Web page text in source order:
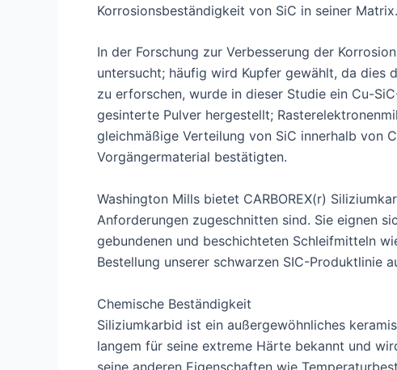
Korrosionsbeständigkeit von SiC in seiner Matrix.
In der Forschung zur Verbesserung der
untersucht; häufig wird Kupfer gewählt, da dies
zu erforschen, wurde in dieser Studie ein Cu-
gesinterte Pulver hergestellt;
gleichmäßige Verteilung von SiC innerhalb von
Vorgängermaterial bestätigten.
Washington Mills bietet CARBOREX(r)
Anforderungen zugeschnitten sind. Sie eignen
gebundenen und beschichteten Schleifmitteln
Bestellung unserer schwarzen SIC-Produktlinie
Chemische Beständigkeit
Siliziumkarbid ist ein außergewöhnliches
langem für seine extreme Härte bekannt und
seine anderen Eigenschaften wie